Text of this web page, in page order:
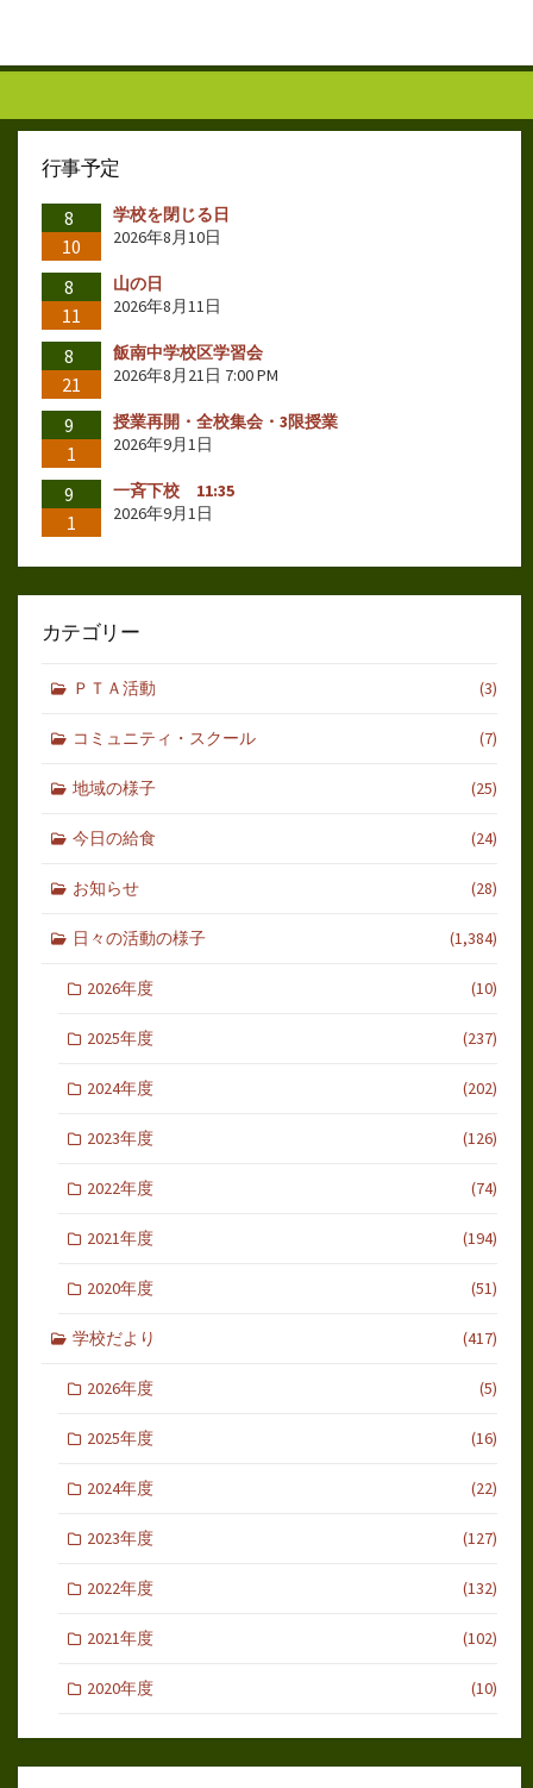
行事予定
8
10
学校を閉じる日
2026年8月10日
8
11
山の日
2026年8月11日
8
21
飯南中学校区学習会
2026年8月21日 7:00 PM
9
1
授業再開・全校集会・3限授業
2026年9月1日
9
1
一斉下校 11:35
2026年9月1日
カテゴリー
ＰＴＡ活動 (3)
コミュニティ・スクール (7)
地域の様子 (25)
今日の給食 (24)
お知らせ (28)
日々の活動の様子 (1,384)
2026年度 (10)
2025年度 (237)
2024年度 (202)
2023年度 (126)
2022年度 (74)
2021年度 (194)
2020年度 (51)
学校だより (417)
2026年度 (5)
2025年度 (16)
2024年度 (22)
2023年度 (127)
2022年度 (132)
2021年度 (102)
2020年度 (10)